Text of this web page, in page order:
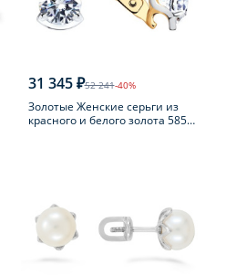
31 345 ₽52 241-40%
Золотые Женские серьги из
красного и белого золота 585